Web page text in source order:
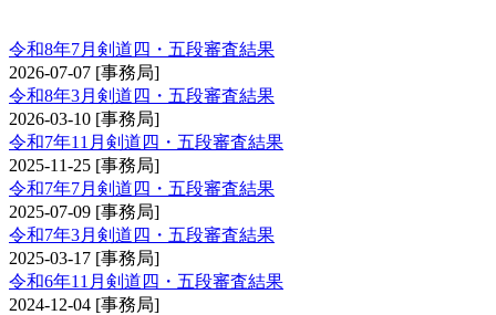
令和8年7月剣道四・五段審査結果
2026-07-07 [事務局]
令和8年3月剣道四・五段審査結果
2026-03-10 [事務局]
令和7年11月剣道四・五段審査結果
2025-11-25 [事務局]
令和7年7月剣道四・五段審査結果
2025-07-09 [事務局]
令和7年3月剣道四・五段審査結果
2025-03-17 [事務局]
令和6年11月剣道四・五段審査結果
2024-12-04 [事務局]